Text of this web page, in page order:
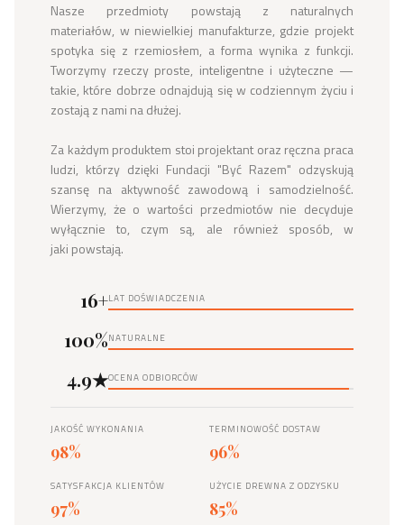
Nasze przedmioty powstają z naturalnych
materiałów, w niewielkiej manufakturze, gdzie projekt
spotyka się z rzemiosłem, a forma wynika z funkcji.
Tworzymy rzeczy proste, inteligentne i użyteczne —
takie, które dobrze odnajdują się w codziennym życiu i
zostają z nami na dłużej.
Za każdym produktem stoi projektant oraz ręczna praca
ludzi, którzy dzięki Fundacji "Być Razem" odzyskują
szansę na aktywność zawodową i samodzielność.
Wierzymy, że o wartości przedmiotów nie decyduje
wyłącznie to, czym są, ale również sposób, w
jaki powstają.
16+LAT DOŚWIADCZENIA
100%NATURALNE
4.9★OCENA ODBIORCÓW
JAKOŚĆ WYKONANIA
98%
TERMINOWOŚĆ DOSTAW
96%
SATYSFAKCJA KLIENTÓW
97%
UŻYCIE DREWNA Z ODZYSKU
85%